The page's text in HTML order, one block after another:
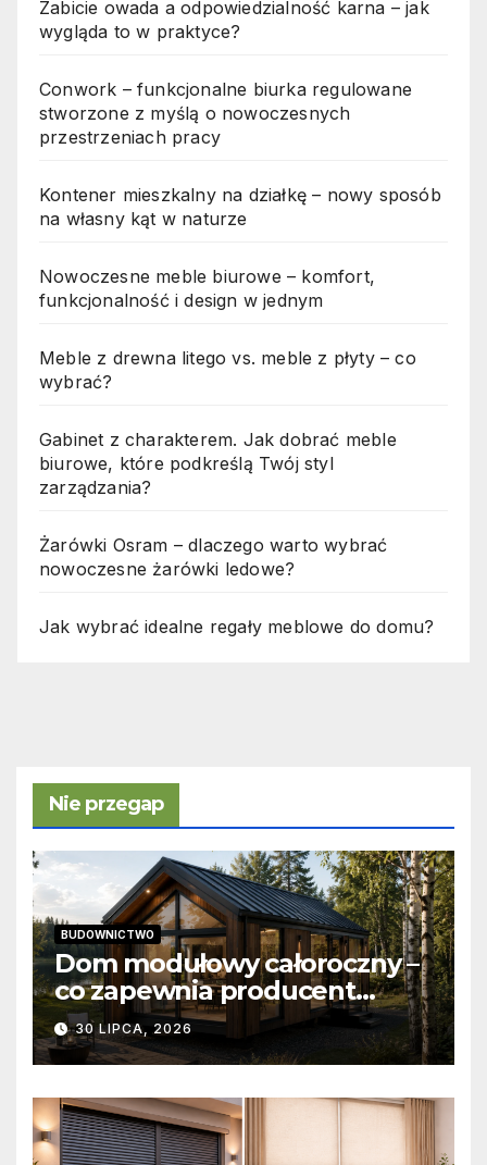
Zabicie owada a odpowiedzialność karna – jak
wygląda to w praktyce?
Conwork – funkcjonalne biurka regulowane
stworzone z myślą o nowoczesnych
przestrzeniach pracy
Kontener mieszkalny na działkę – nowy sposób
na własny kąt w naturze
Nowoczesne meble biurowe – komfort,
funkcjonalność i design w jednym
Meble z drewna litego vs. meble z płyty – co
wybrać?
Gabinet z charakterem. Jak dobrać meble
biurowe, które podkreślą Twój styl
zarządzania?
Żarówki Osram – dlaczego warto wybrać
nowoczesne żarówki ledowe?
Jak wybrać idealne regały meblowe do domu?
Nie przegap
BUDOWNICTWO
Dom modułowy całoroczny –
co zapewnia producent
domów modułowych?
30 LIPCA, 2026